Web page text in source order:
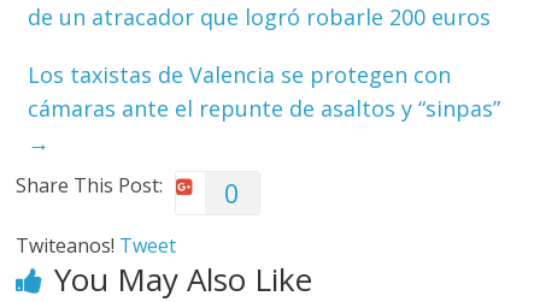
de un atracador que logró robarle 200 euros
Los taxistas de Valencia se protegen con
cámaras ante el repunte de asaltos y “sinpas”
→
Share This Post: 0
Twiteanos! Tweet
You May Also Like